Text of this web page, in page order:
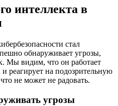
интеллекта в
стал
обнаруживает угрозы,
Мы видим, что он работает
и реагирует на подозрительную
не может не радовать.
угрозы